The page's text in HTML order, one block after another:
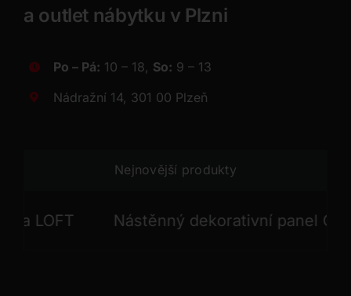
a outlet nábytku v Plzni
Po – Pá: 10 – 18, So: 9 – 13
Nádražní 14, 301 00 Plzeň
Nejnovější produkty
Nástěnný dekorativní panel GONG